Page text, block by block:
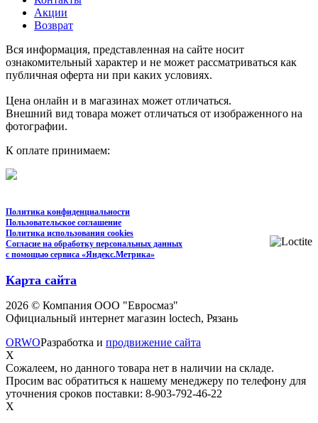
Акции
Возврат
Вся информация, представленная на сайте носит
ознакомительный характер и не может рассматриваться как
публичная оферта ни при каких условиях.
Цена онлайн и в магазинах может отличаться.
Внешний вид товара может отличаться от изображенного на
фотографии.
К оплате принимаем:
Политика конфиденциальности
Пользовательское соглашение
Политика использования cookies
Согласие на обработку персональных данных
с помощью сервиса «Яндекс.Метрика»
Карта сайта
2026 © Компания ООО "Евросмаз"
Официальный интернет магазин loctech, Рязань
ORWOРазработка и продвижение сайта
X
Сожалеем, но данного товара нет в наличии на складе.
Просим вас обратиться к нашему менеджеру по телефону для
уточнения сроков поставки: 8-903-792-46-22
X